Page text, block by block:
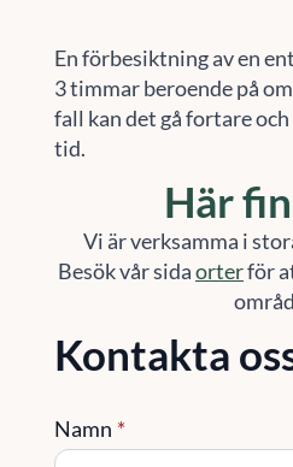
En förbesiktning av en
3 timmar beroende på
fall kan det gå fortare
tid.
Här
Vi är verksamma i
Besök vår sidaorterför
Kontakta
Namn *